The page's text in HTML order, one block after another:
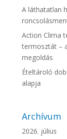
A láthatatlan
Action Clima
termosztát –
megoldás
Ételtároló
alapja
Archívum
2026. július